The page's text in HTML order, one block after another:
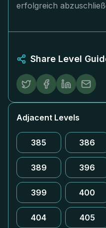
erfolgreich
Share Level
Adjacent Levels
385 386
389 396
399 400
404 405